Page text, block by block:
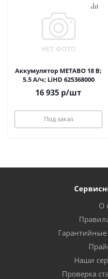
Аккумулятор METABO 18 В;
5.5 А/ч; LiHD 625368000
16 935 р/шт
Под заказ
О
Гарантийные
Наши
Проверка